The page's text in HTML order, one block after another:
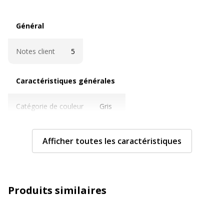
Général
Notes client 5
Caractéristiques générales
Catégorie de couleur Gris
Quantité incluse 1
Caractéristiques techniques
Afficher toutes les caractéristiques
Produits similaires